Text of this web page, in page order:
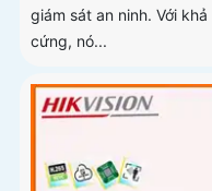
giám sát an ninh. Với
cứng, nó...